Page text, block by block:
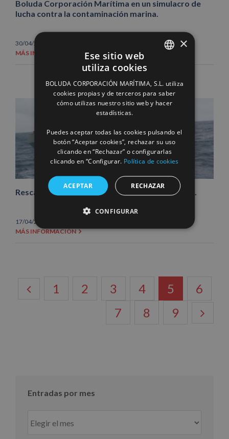
Boluda Corporación Marítima en un simulacro de
lucha contra la contaminación marina.
30/04/2013
MÁS INFORMACIÓN
Rescate del buque «Lisa» en aguas del Atlántico.
17/04/2013
MÁS INFORMACIÓN
1 2 3 4 5
6
7
8 9
Entradas por mes
por
ENGLISH
FRENCH
×
Ese sitio web
utiliza cookies
BOLUDA CORPORACIÓN MARÍTIMA, S.L. utiliza
cookies propias y de terceros para saber
cómo utilizas nuestro sitio web y hacer
estadísticas.
Puedes aceptar todas las cookies pulsando el
botón “Aceptar cookies”, rechazar su uso
clicando en “Rechazar” o configurarlas
clicando en “Configurar. Política de cookies
ACEPTAR RECHAZAR
CONFIGURAR